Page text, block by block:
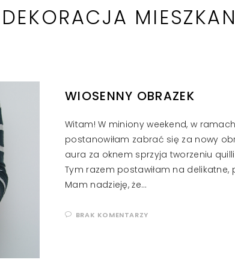
WIOSENNY OBRAZEK
Witam! W miniony weekend, w
postanowiłam zabrać się za nowy
aura za oknem sprzyja tworzeniu
Tym razem postawiłam na delikatne,
Mam nadzieję, że…
BRAK KOMENTARZY